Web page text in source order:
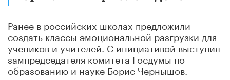
Ранее в российских школах предложили
создать классы эмоциональной разгрузки для
учеников и учителей. С инициативой выступил
зампредседателя комитета Госдумы по
образованию и науке Борис Чернышов.